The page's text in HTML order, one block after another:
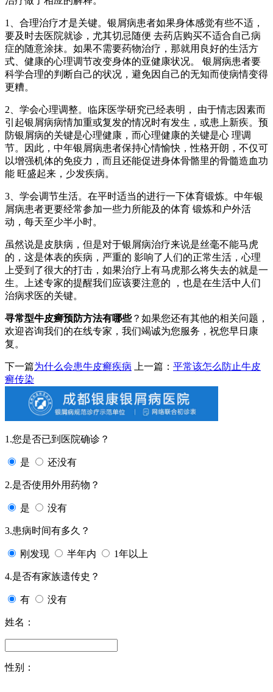
1、合理治疗才是关键。银屑病患者如果身体感觉有些不适，
要及时去医院就诊，尤其切忌随便 去药店购买不适合自己病
症的随意涂抹。如果不需要药物治疗，那就用良好的生活方
式、健康的心理调节改变身体的亚健康状况。 银屑病患者要
科学合理的判断自己的状况，避免因自己的无知而使病情变得
更糟。
2、学会心理调整。临床医学研究已经表明， 由于情志因素而
引起银屑病病情加重或复发的情况时有发生，或患上新疾。预
防银屑病的关键是心理健康，而心理健康的关键是心 理调
节。因此，中年银屑病患者保持心情愉快，性格开朗，不仅可
以增强机体的免疫力，而且还能促进身体骨骼里的骨髓造血功
能 旺盛起来，少发疾病。
3、学会调节生活。在平时适当的进行一下体育锻炼。中年银
屑病患者更要经常参加一些力所能及的体育 锻炼和户外活
动，每天至少半小时。
虽然说是皮肤病，但是对于银屑病治疗来说是丝毫不能马虎
的，这是体表的疾病，严重的 影响了人们的正常生活，心理
上受到了很大的打击，如果治疗上有马虎那么将失去的就是一
生。上述专家的提醒我们应该要注意的 ，也是在生活中人们
治病求医的关键。
寻常型牛皮癣预防方法有哪些？如果您还有其他的相关问题，
欢迎咨询我们的在线专家，我们竭诚为您服务，祝您早日康
复。
下一篇为什么会患牛皮癣疾病 上一篇： 平常该怎么防止牛皮
癣传染
1.您是否已到医院确诊？
是 还没有
2.是否使用外用药物？
是 没有
3.患病时间有多久？
刚发现 半年内 1年以上
4.是否有家族遗传史？
有 没有
姓名：
性别：